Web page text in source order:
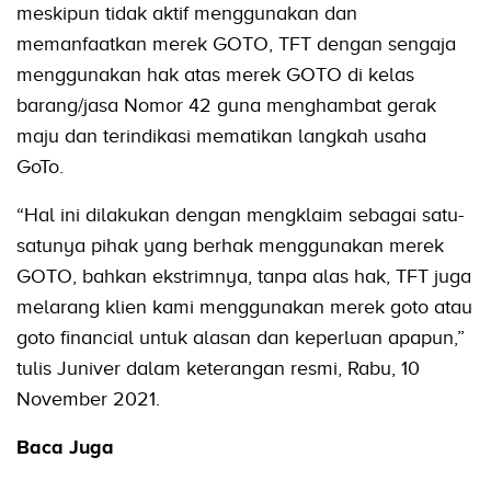
meskipun tidak aktif menggunakan dan
memanfaatkan merek GOTO, TFT dengan sengaja
menggunakan hak atas merek GOTO di kelas
barang/jasa Nomor 42 guna menghambat gerak
maju dan terindikasi mematikan langkah usaha
GoTo.
“Hal ini dilakukan dengan mengklaim sebagai satu-
satunya pihak yang berhak menggunakan merek
GOTO, bahkan ekstrimnya, tanpa alas hak, TFT juga
melarang klien kami menggunakan merek goto atau
goto financial untuk alasan dan keperluan apapun,”
tulis Juniver dalam keterangan resmi, Rabu, 10
November 2021.
Baca Juga